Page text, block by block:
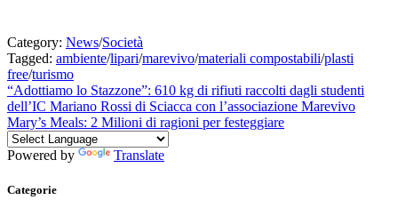
Category: News/Società
Tagged: ambiente/lipari/marevivo/materiali compostabili/plasti
free/turismo
Navigazione
articoli
Previous
post:
“Adottiamo lo Stazzone”: 610 kg di rifiuti raccolti dagli studenti
dell’IC Mariano Rossi di Sciacca con l’associazione Marevivo
Next
post:
Mary’s Meals: 2 Milioni di ragioni per festeggiare
Powered by Translate
Categorie